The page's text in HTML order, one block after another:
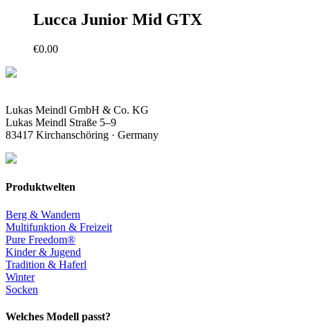
Lucca Junior Mid GTX
€0.00
Lukas Meindl GmbH & Co. KG
Lukas Meindl Straße 5–9
83417 Kirchanschöring · Germany
Produktwelten
Berg & Wandern
Multifunktion & Freizeit
Pure Freedom®
Kinder & Jugend
Tradition & Haferl
Winter
Socken
Welches Modell passt?